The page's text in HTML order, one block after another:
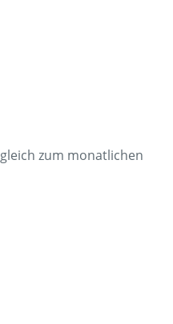
zum monatlichen